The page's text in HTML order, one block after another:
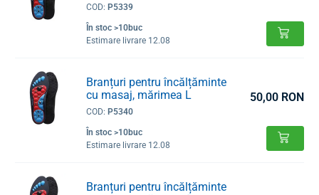
COD: P5339
În stoc >10buc
Estimare livrare 12.08
Branțuri pentru încălțăminte
cu masaj, mărimea L
COD: P5340
În stoc >10buc
Estimare livrare 12.08
50,00 RON
Branțuri pentru încălțăminte